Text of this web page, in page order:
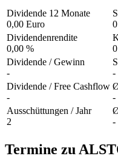
Dividende 12 Monate
0,00 Euro
Dividendenrendite
0,00 %
Dividende / Gewinn
-
-
Dividende / Free Cashflow
-
-
Ausschüttungen / Jahr
2
-
Termine zu